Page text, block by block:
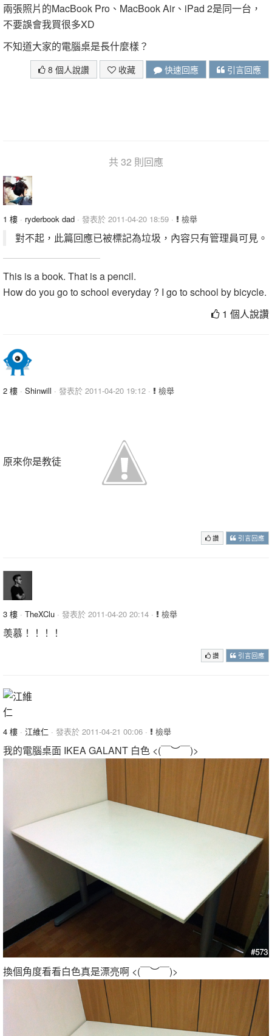
兩張照片的MacBook Pro、MacBook Air、iPad 2是同一台，
不要誤會我買很多XD
不知道大家的電腦桌是長什麼樣？
8 個人說讚 收藏 快速回應 引言回應
共 32 則回應
1 樓 · ryderbook dad · 發表於 2011-04-20 18:59 · 檢舉
對不起，此篇回應已被標記為垃圾，內容只有管理員可見。
This is a book. That is a pencil.
How do you go to school everyday ? I go to school by bicycle.
1 個人說讚
2 樓 · Shinwill · 發表於 2011-04-20 19:12 · 檢舉
原來你是教徒
讚 引言回應
3 樓 · TheXClu · 發表於 2011-04-20 20:14 · 檢舉
羡慕！！！！
讚 引言回應
4 樓 · 江維仁 · 發表於 2011-04-21 00:06 · 檢舉
我的電腦桌面 IKEA GALANT 白色 <(￣︶￣)>
換個角度看看白色真是漂亮啊 <(￣︶￣)>